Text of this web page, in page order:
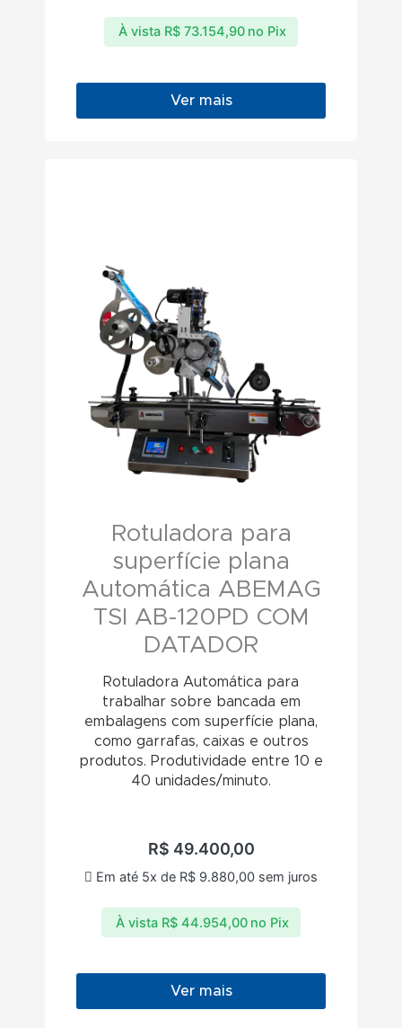
À vista R$73.154,90 no Pix
Ver mais
Rotuladora para
superfície plana
Automática ABEMAG
TSI AB-120PD COM
DATADOR
Rotuladora Automática para
trabalhar sobre bancada em
embalagens com superfície plana,
como garrafas, caixas e outros
produtos. Produtividade entre 10 e
40 unidades/minuto.
R$ 49.400,00
Em até 5x de R$9.880,00sem juros
À vista R$44.954,00 no Pix
Ver mais